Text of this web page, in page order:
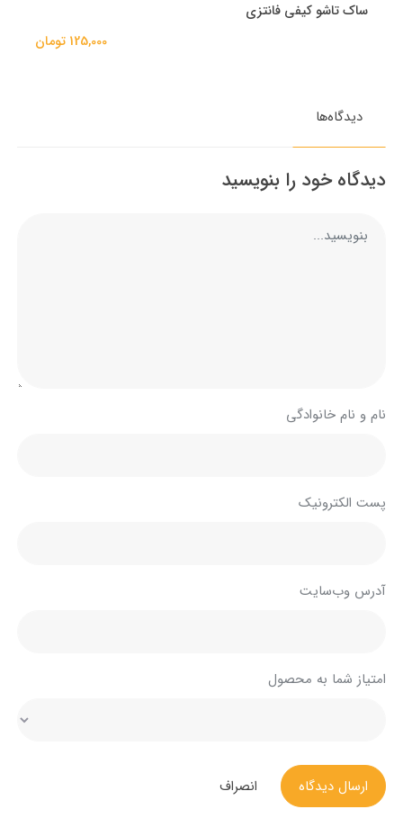
ساک تاشو کیفی فانتزی
125,000 تومان
دیدگاه‌ها
دیدگاه خود را بنویسید
نام و نام خانوادگی
پست الکترونیک
آدرس وب‌سایت
امتیاز شما به محصول
ارسال دیدگاه انصراف